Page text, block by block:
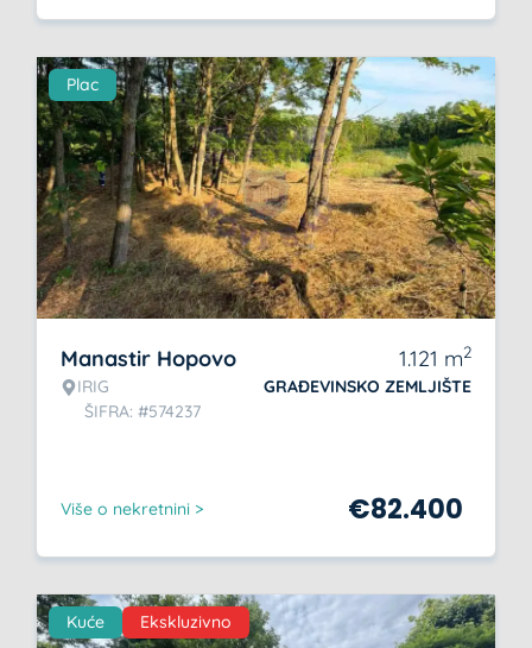
Plac
Manastir Hopovo
IRIG
ŠIFRA: #574237
1.121 m2
GRAĐEVINSKO ZEMLJIŠTE
Više o nekretnini > €82.400
Kuće Ekskluzivno